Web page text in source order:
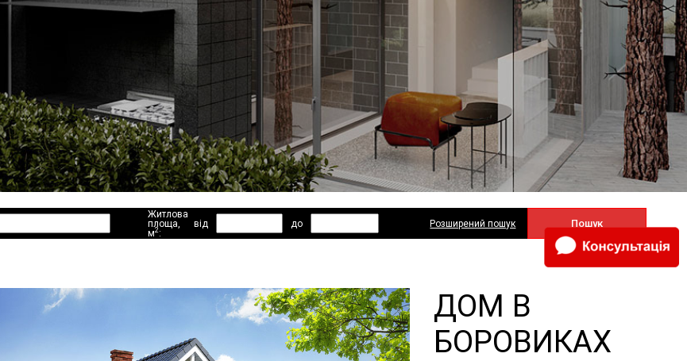
Житлова
площа,
м2:
від до Пошук
Розширений пошук
ДОМ В
БОРОВИКАХ